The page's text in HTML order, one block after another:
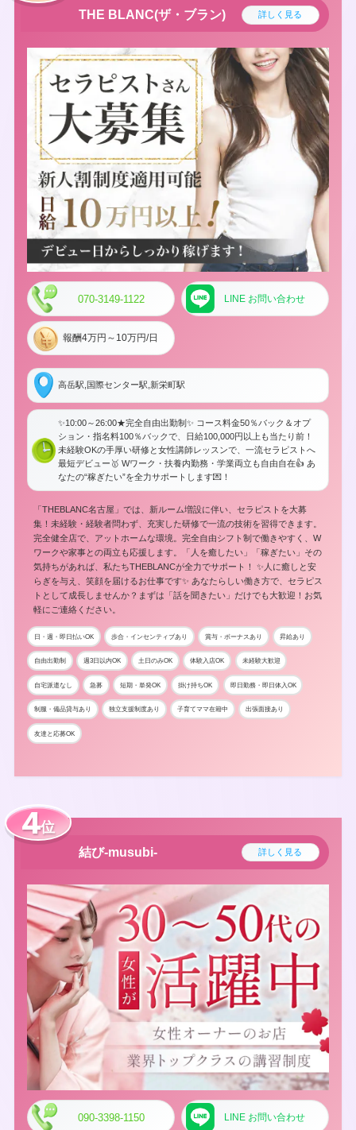
THE BLANC(ザ・ブラン) 詳しく見る
070-3149-1122 LINE お問い合わせ
報酬4万円～10万円/日
高岳駅,国際センター駅,新栄町駅
✨10:00～26:00★完全自由出勤制✨ コース料金50％バック＆オプ
ション・指名料100％バックで、日給100,000円以上も当たり前！
未経験OKの手厚い研修と女性講師レッスンで、一流セラピストへ
最短デビュー🥇 Wワーク・扶養内勤務・学業両立も自由自在👍 あ
なたの“稼ぎたい”を全力サポートします💌！
「THEBLANC名古屋」では、新ルーム増設に伴い、セラピストを大募
集！未経験・経験者問わず、充実した研修で一流の技術を習得できます。
完全健全店で、アットホームな環境。完全自由シフト制で働きやすく、W
ワークや家事との両立も応援します。「人を癒したい」「稼ぎたい」その
気持ちがあれば、私たちTHEBLANCが全力でサポート！ ✨人に癒しと安
らぎを与え、笑顔を届けるお仕事です✨ あなたらしい働き方で、セラピス
トとして成長しませんか？まずは「話を聞きたい」だけでも大歓迎！お気
軽にご連絡ください。
日・週・即日払いOK 歩合・インセンティブあり 賞与・ボーナスあり 昇給あり
自由出勤制 週3日以内OK 土日のみOK 体験入店OK 未経験大歓迎
自宅派遣なし 急募 短期・単発OK 掛け持ちOK 即日勤務・即日体入OK
制服・備品貸与あり 独立支援制度あり 子育てママ在籍中 出張面接あり
友達と応募OK
位
結び-musubi- 詳しく見る
090-3398-1150 LINE お問い合わせ